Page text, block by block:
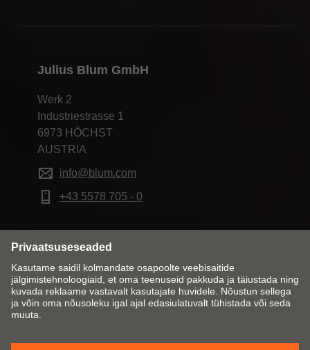
Julius Blum GmbH
Werk 2
Industriestrasse 1
6973 HÖCHST
AUSTRIA
info@blum.com
+43 5578 705 - 0
Muuda turustuspiirkond ja keel
Sinu kontaktisik Blumist